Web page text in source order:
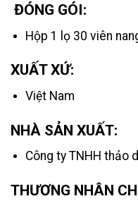
ĐÓNG GÓI:
Hộp 1 lọ 30 viên
XUẤT XỨ:
Việt Nam
NHÀ SẢN XUẤT:
Công ty TNHH thảo
THƯƠNG NHÂN